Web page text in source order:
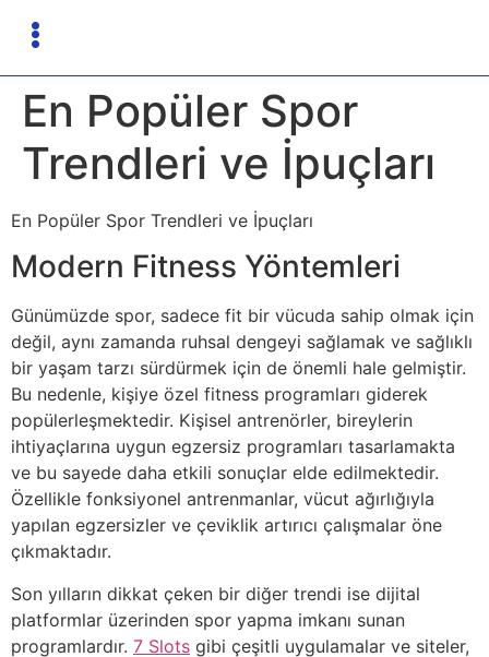
En Popüler Spor
Trendleri ve İpuçları
En Popüler Spor Trendleri ve İpuçları
Modern Fitness Yöntemleri
Günümüzde spor, sadece fit bir vücuda sahip olmak için
değil, aynı zamanda ruhsal dengeyi sağlamak ve sağlıklı
bir yaşam tarzı sürdürmek için de önemli hale gelmiştir.
Bu nedenle, kişiye özel fitness programları giderek
popülerleşmektedir. Kişisel antrenörler, bireylerin
ihtiyaçlarına uygun egzersiz programları tasarlamakta
ve bu sayede daha etkili sonuçlar elde edilmektedir.
Özellikle fonksiyonel antrenmanlar, vücut ağırlığıyla
yapılan egzersizler ve çeviklik artırıcı çalışmalar öne
çıkmaktadır.
Son yılların dikkat çeken bir diğer trendi ise dijital
platformlar üzerinden spor yapma imkanı sunan
programlardır. 7 Slots gibi çeşitli uygulamalar ve siteler,